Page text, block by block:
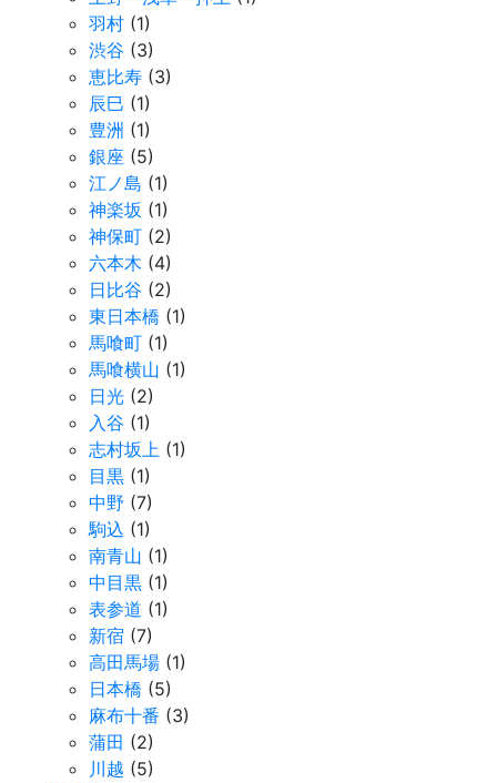
羽村 (1)
渋谷 (3)
恵比寿 (3)
辰巳 (1)
豊洲 (1)
銀座 (5)
江ノ島 (1)
神楽坂 (1)
神保町 (2)
六本木 (4)
日比谷 (2)
東日本橋 (1)
馬喰町 (1)
馬喰横山 (1)
日光 (2)
入谷 (1)
志村坂上 (1)
目黒 (1)
中野 (7)
駒込 (1)
南青山 (1)
中目黒 (1)
表参道 (1)
新宿 (7)
高田馬場 (1)
日本橋 (5)
麻布十番 (3)
蒲田 (2)
川越 (5)